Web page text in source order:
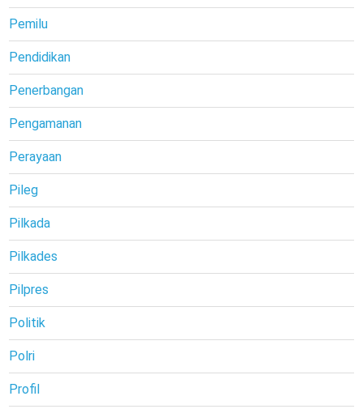
Pemilu
Pendidikan
Penerbangan
Pengamanan
Perayaan
Pileg
Pilkada
Pilkades
Pilpres
Politik
Polri
Profil